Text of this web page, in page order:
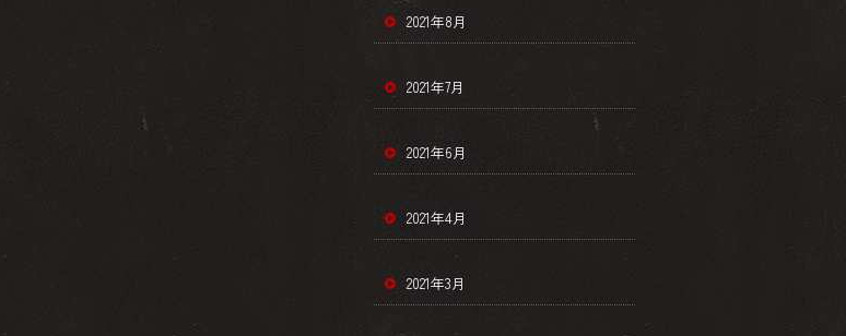
2021年8月
2021年7月
2021年6月
2021年4月
2021年3月